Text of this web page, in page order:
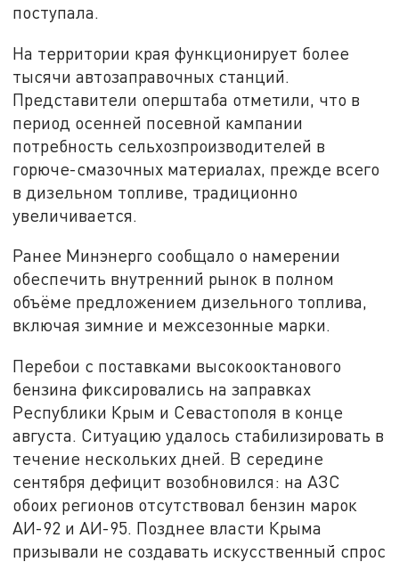
поступала.
На территории края функционирует более
тысячи автозаправочных станций.
Представители оперштаба отметили, что в
период осенней посевной кампании
потребность сельхозпроизводителей в
горюче-смазочных материалах, прежде всего
в дизельном топливе, традиционно
увеличивается.
Ранее Минэнерго сообщало о намерении
обеспечить внутренний рынок в полном
объёме предложением дизельного топлива,
включая зимние и межсезонные марки.
Перебои с поставками высокооктанового
бензина фиксировались на заправках
Республики Крым и Севастополя в конце
августа. Ситуацию удалось стабилизировать в
течение нескольких дней. В середине
сентября дефицит возобновился: на АЗС
обоих регионов отсутствовал бензин марок
АИ-92 и АИ-95. Позднее власти Крыма
призывали не создавать искусственный спрос